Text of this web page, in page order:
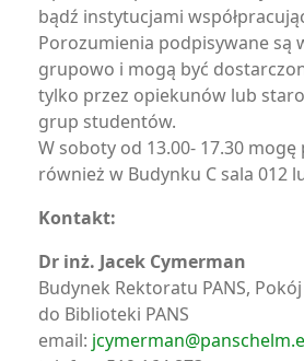
bądź instytucjami
Porozumienia podpisywane są
grupowo i mogą być
tylko przez opiekunów lub
grup studentów.
W soboty od 13.00- 17.30 mogę
również w Budynku C sala 012
Kontakt:
Dr inż. Jacek Cymerman
Budynek Rektoratu PANS,
do Biblioteki PANS
email: